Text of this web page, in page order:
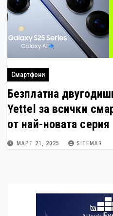
Смартфони
Безплатна
Yettel за всички
от най-новата серия
МАРТ 21, 2025 SITEMAR